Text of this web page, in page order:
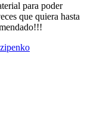
para poder
que quiera hasta